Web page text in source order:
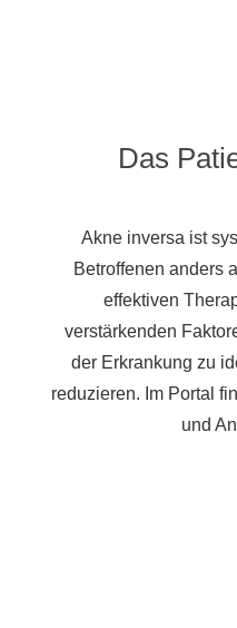
Das
Akne inversa ist
Betroffenen anders
effektiven
verstärkenden
der Erkrankung zu
reduzieren. Im Portal
und